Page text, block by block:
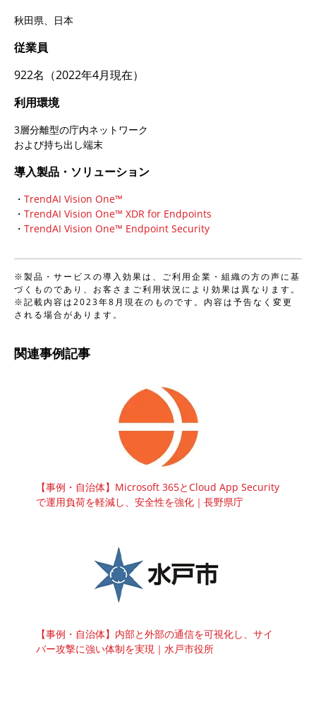
秋田県、日本
従業員
922名（2022年4月現在）
利用環境
3層分離型の庁内ネットワーク
および持ち出し端末
導入製品・ソリューション
・ TrendAI Vision One™
・ TrendAI Vision One™ XDR for Endpoints
・ TrendAI Vision One™ Endpoint Security
※製品・サービスの導入効果は、ご利用企業・組織の方の声に基
づくものであり、お客さまご利用状況により効果は異なります。
※記載内容は2023年8月現在のものです。内容は予告なく変更
される場合があります。
関連事例記事
【事例・自治体】Microsoft 365とCloud App Security
で運用負荷を軽減し、安全性を強化｜長野県庁
【事例・自治体】内部と外部の通信を可視化し、サイ
バー攻撃に強い体制を実現｜水戸市役所